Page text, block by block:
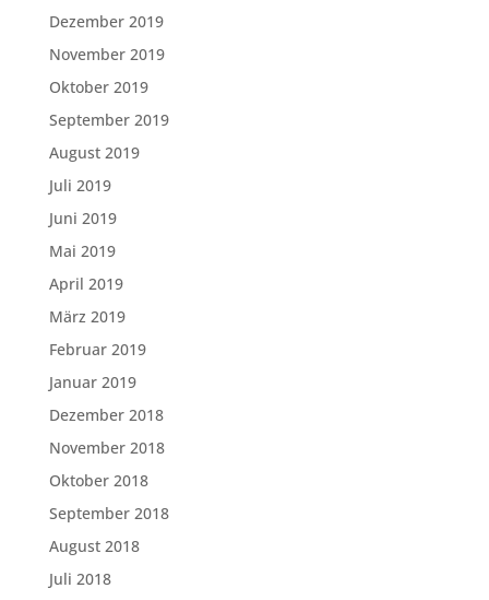
Dezember 2019
November 2019
Oktober 2019
September 2019
August 2019
Juli 2019
Juni 2019
Mai 2019
April 2019
März 2019
Februar 2019
Januar 2019
Dezember 2018
November 2018
Oktober 2018
September 2018
August 2018
Juli 2018